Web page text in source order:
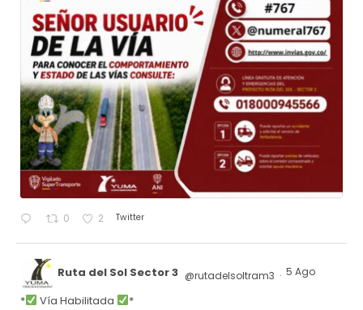
0 2 Twitter
Ruta del Sol Sector 3 @rutadelsoltram3 · 5 Ago
* Vía Habilitada
*